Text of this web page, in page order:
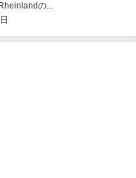
の...